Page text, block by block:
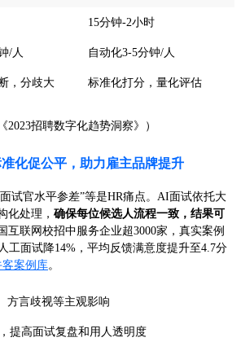
15分钟-2小时
/人 自动化3-5分钟/人
，分歧大 标准化打分，量化评估
2023招聘数字化趋势洞察》）
化促公平，助力雇主品牌提升
试官水平参差”等是HR痛点。AI面试依托大
化处理， 确保每位候选人流程一致，结果可
互联网校招中服务企业超3000家，真实案例
工面试降14%，平均反馈满意度提升至4.7分
客案例库。
方言歧视等主观影响
提高面试复盘和用人透明度